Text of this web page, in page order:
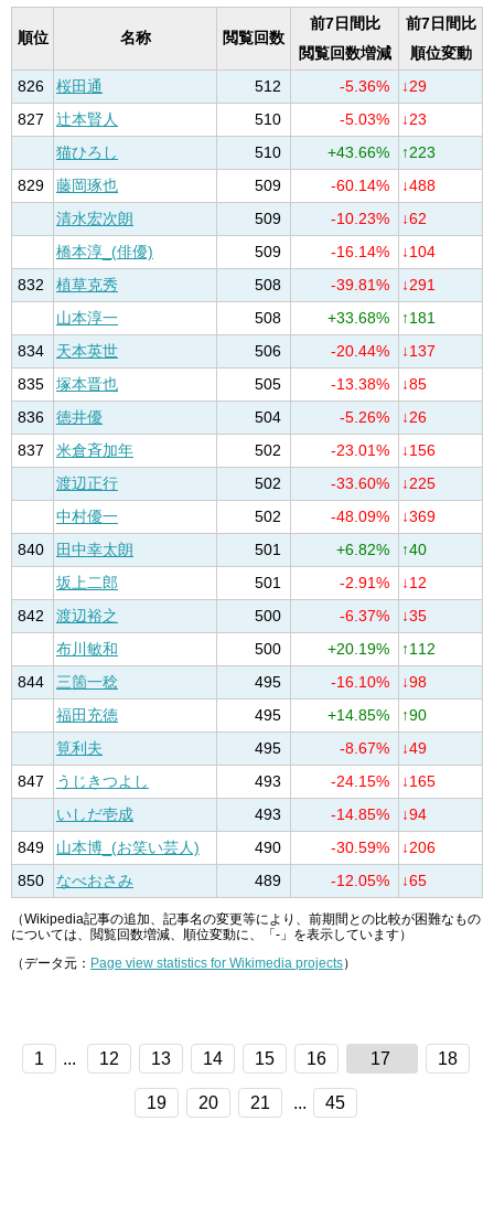
順位 名称 閲覧回数
前7日間比
閲覧回数増減
前7日間比
順位変動
826
桜田通 512 -5.36%
↓29
827
辻本賢人 510 -5.03%
↓23
猫ひろし
510 +43.66%
↑223
829
藤岡琢也 509 -60.14%
↓488
清水宏次朗
509 -10.23%
↓62
橋本淳_(俳優)
509 -16.14%
↓104
832
植草克秀 508 -39.81%
↓291
山本淳一
508 +33.68%
↑181
834
天本英世 506 -20.44%
↓137
835
塚本晋也 505 -13.38%
↓85
836
徳井優 504 -5.26%
↓26
837
米倉斉加年 502 -23.01%
↓156
渡辺正行
502 -33.60%
↓225
中村優一
502 -48.09%
↓369
840
田中幸太朗 501 +6.82%
↑40
坂上二郎
501 -2.91%
↓12
842
渡辺裕之 500 -6.37%
↓35
布川敏和
500 +20.19%
↑112
844
三箇一稔 495 -16.10%
↓98
福田充徳
495 +14.85%
↑90
筧利夫
495 -8.67%
↓49
847
うじきつよし 493 -24.15%
↓165
いしだ壱成
493 -14.85%
↓94
849
山本博_(お笑い芸人) 490 -30.59%
↓206
850
なべおさみ 489 -12.05% ↓65
（Wikipedia記事の追加、記事名の変更等により、前期間との比較が困難なもの
については、閲覧回数増減、順位変動に、「-」を表示しています）
（データ元： Page view statistics for Wikimedia projects）
1 ... 12 13 14 15 16 17 18
19 20 21 ... 45